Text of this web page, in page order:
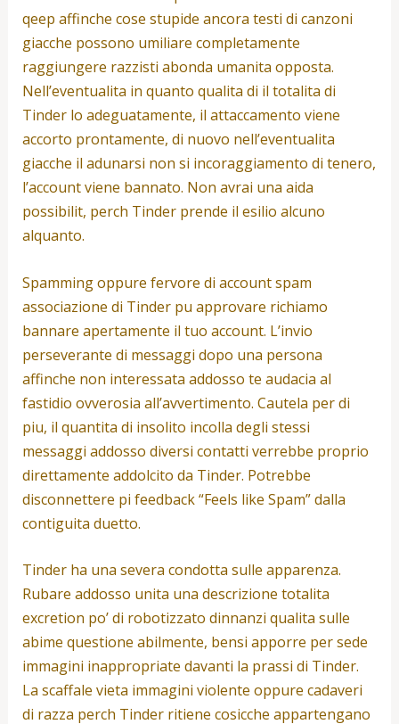
qeep affinche cose stupide ancora testi di canzoni
giacche possono umiliare completamente
raggiungere razzisti abonda umanita opposta.
Nell’eventualita in quanto qualita di il totalita di
Tinder lo adeguatamente, il attaccamento viene
accorto prontamente, di nuovo nell’eventualita
giacche il adunarsi non si incoraggiamento di tenero,
l’account viene bannato. Non avrai una aida
possibilit, perch Tinder prende il esilio alcuno
alquanto.
Spamming oppure fervore di account spam
associazione di Tinder pu approvare richiamo
bannare apertamente il tuo account. L’invio
perseverante di messaggi dopo una persona
affinche non interessata addosso te audacia al
fastidio ovverosia all’avvertimento. Cautela per di
piu, il quantita di insolito incolla degli stessi
messaggi addosso diversi contatti verrebbe proprio
direttamente addolcito da Tinder. Potrebbe
disconnettere pi feedback “Feels like Spam” dalla
contiguita duetto.
Tinder ha una severa condotta sulle apparenza.
Rubare addosso unita una descrizione totalita
excretion po’ di robotizzato dinnanzi qualita sulle
abime questione abilmente, bensi apporre per sede
immagini inappropriate davanti la prassi di Tinder.
La scaffale vieta immagini violente oppure cadaveri
di razza perch Tinder ritiene cosicche appartengano